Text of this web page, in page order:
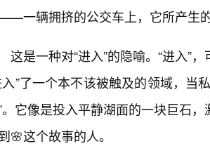
一辆拥挤的公交车上，它所产生
这是一种对“进入”的隐喻。“进入”
入”了一个本不该被触及的领域，当
。它像是投入平静湖面的一块巨石
🌸这个故事的人。